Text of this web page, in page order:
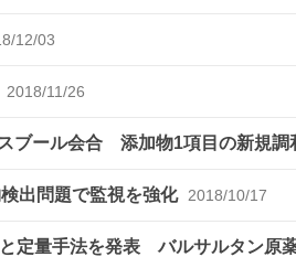
12/03
2018/11/26
ブール会合 添加物1項目の新規調
出問題で監視を強化 2018/10/17
定量手法を発表 バルサルタン原